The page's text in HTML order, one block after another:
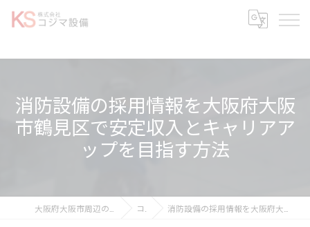
消防設備の採用情報を大阪府大阪
市鶴見区で安定収入とキャリアア
ップを目指す方法
コラム 消防設備の採用情報を大阪府大阪市鶴見区で安定収入とキャリアアップを目指す方法